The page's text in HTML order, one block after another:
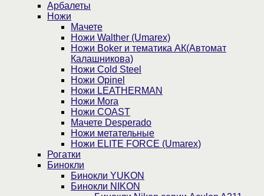
Арбалеты
Ножи
Мачете
Ножи Walther (Umarex)
Ножи Boker и тематика АК(Автомат
Калашникова)
Ножи Cold Steel
Ножи Opinel
Ножи LEATHERMAN
Ножи Mora
Ножи COAST
Мачете Desperado
Ножи метательные
Ножи ELITE FORCE (Umarex)
Рогатки
Бинокли
Бинокли YUKON
Бинокли NIKON